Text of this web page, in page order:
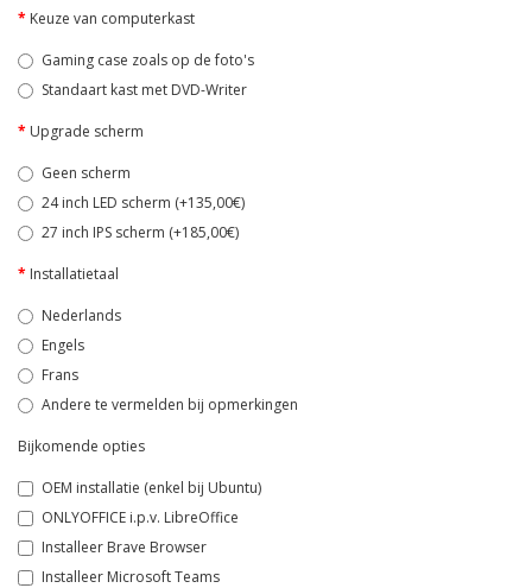
Keuze van computerkast
Gaming case zoals op de foto's
Standaart kast met DVD-Writer
Upgrade scherm
Geen scherm
24 inch LED scherm (+135,00€)
27 inch IPS scherm (+185,00€)
Installatietaal
Nederlands
Engels
Frans
Andere te vermelden bij opmerkingen
Bijkomende opties
OEM installatie (enkel bij Ubuntu)
ONLYOFFICE i.p.v. LibreOffice
Installeer Brave Browser
Installeer Microsoft Teams